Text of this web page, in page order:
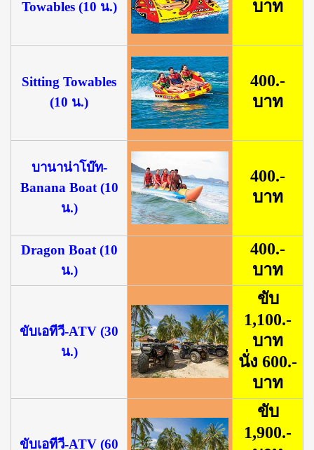
Towables (10 น.)
บาท
Sitting Towables
(10 น.)
400.-
บาท
บานาน่าโบ๊ท-
Banana Boat (10
น.)
400.-
บาท
Dragon Boat (10
น.)
400.-
บาท
ขับเอทีวี-ATV (30
น.)
ขับ
1,100.-
บาท
นั่ง 600.-
บาท
ขับเอทีวี-ATV (60
ขับ
1,900.-